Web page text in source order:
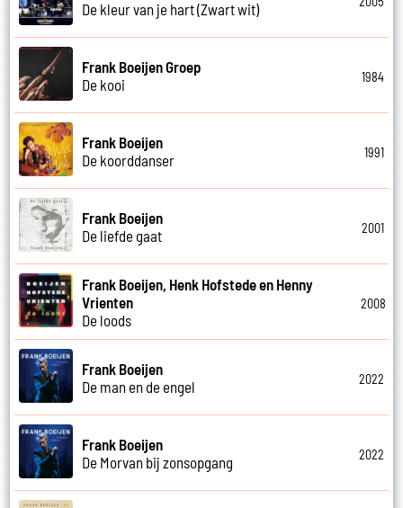
De kleur van je hart (Zwart wit)
Frank Boeijen Groep
De kooi
1984
Frank Boeijen
De koorddanser
1991
Frank Boeijen
De liefde gaat
2001
Frank Boeijen, Henk Hofstede en Henny
Vrienten
De loods
2008
Frank Boeijen
De man en de engel
2022
Frank Boeijen
De Morvan bij zonsopgang
2022